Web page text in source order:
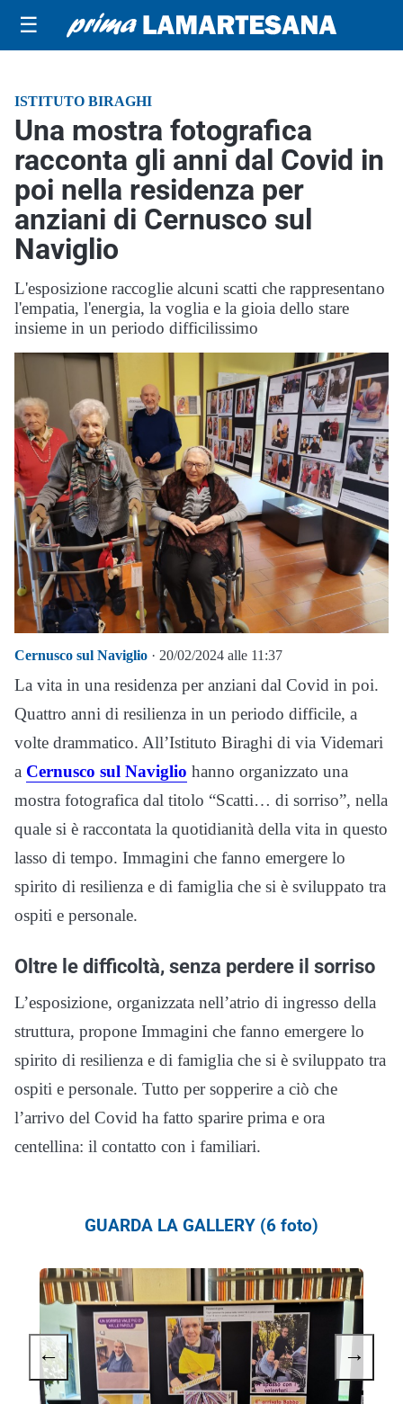
☰
ISTITUTO BIRAGHI
Una mostra fotografica
racconta gli anni dal Covid in
poi nella residenza per
anziani di Cernusco sul
Naviglio
L'esposizione raccoglie alcuni scatti che rappresentano
l'empatia, l'energia, la voglia e la gioia dello stare
insieme in un periodo difficilissimo
Cernusco sul Naviglio · 20/02/2024 alle 11:37
La vita in una residenza per anziani dal Covid in poi.
Quattro anni di resilienza in un periodo difficile, a
volte drammatico. All’Istituto Biraghi di via Videmari
a Cernusco sul Naviglio hanno organizzato una
mostra fotografica dal titolo “Scatti… di sorriso”, nella
quale si è raccontata la quotidianità della vita in questo
lasso di tempo. Immagini che fanno emergere lo
spirito di resilienza e di famiglia che si è sviluppato tra
ospiti e personale.
Oltre le difficoltà, senza perdere il sorriso
L’esposizione, organizzata nell’atrio di ingresso della
struttura, propone Immagini che fanno emergere lo
spirito di resilienza e di famiglia che si è sviluppato tra
ospiti e personale. Tutto per sopperire a ciò che
l’arrivo del Covid ha fatto sparire prima e ora
centellina: il contatto con i familiari.
GUARDA LA GALLERY (6 foto)
← →